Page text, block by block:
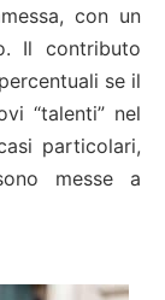
con un
Il contributo
se il
“talenti” nel
particolari,
messe a